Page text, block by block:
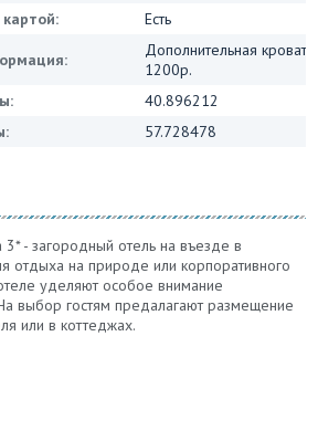
Есть
Дополнительная
1200р.
40.896212
57.728478
- загородный отель на въезде в
отдыха на природе или корпоративного
уделяют особое внимание
выбор гостям предалагают размещение
или в коттеджах.